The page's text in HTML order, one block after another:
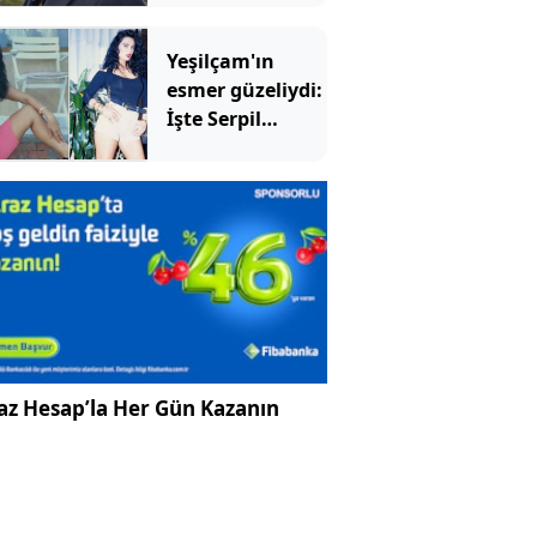
değişimi şaşırttı
Yeşilçam'ın
esmer güzeliydi:
İşte Serpil
son hali
Hesap’la Her Gün Kazanın